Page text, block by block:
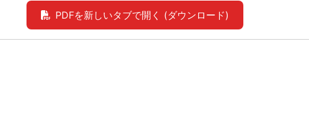
PDFを新しいタブで開く (ダウンロード)